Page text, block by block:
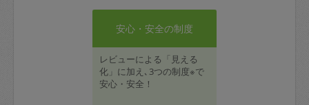
安心・安全の制度
レビューによる「見える
化」に加え､3つの制度※で
安心・安全！